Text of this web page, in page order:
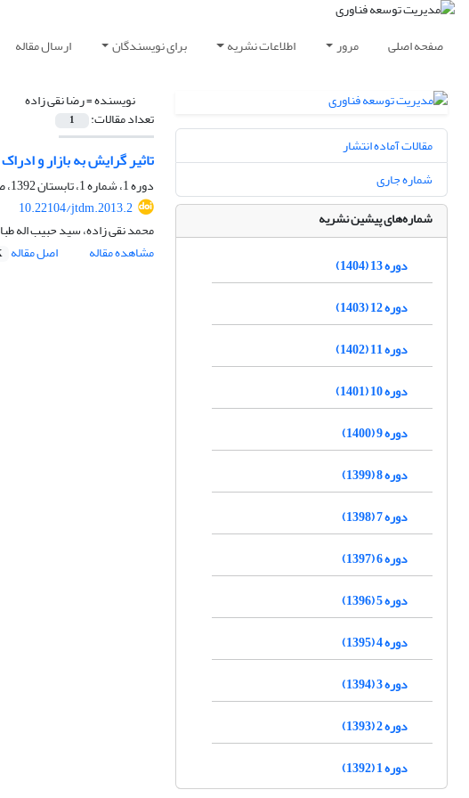
صفحه اصلی مرور اطلاعات نشریه برای نویسندگان ارسال مقاله
نویسنده =رضا نقی زاده
تعداد مقالات: 1
تاثیر گرایش به بازار و
دوره 1، شماره 1، تابستان 1392، صفحه
10.22104/jtdm.2013.2
محمد نقی زاده، سید حبیب اله
مشاهده مقاله
اصل مقاله
مقالات آماده انتشار
شماره جاری
شماره‌های پیشین نشریه
دوره 13 (1404)
دوره 12 (1403)
دوره 11 (1402)
دوره 10 (1401)
دوره 9 (1400)
دوره 8 (1399)
دوره 7 (1398)
دوره 6 (1397)
دوره 5 (1396)
دوره 4 (1395)
دوره 3 (1394)
دوره 2 (1393)
دوره 1 (1392)